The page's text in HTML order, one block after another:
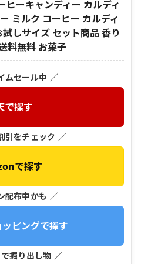
ヒーキャンディー カルディ
ミルク コーヒー カルディ
しサイズ セット商品 香り
料無料 お菓子
ムセール中 ／
で探す
引をチェック ／
で探す
配布中かも ／
ピングで探す
掘り出し物 ／